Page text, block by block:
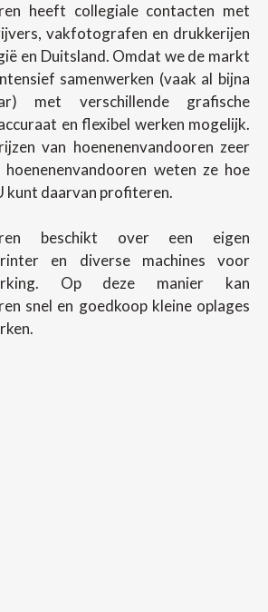
heeft collegiale contacten met
vakfotografen en drukkerijen
en Duitsland. Omdat we de markt
samenwerken (vaak al bijna
met verschillende grafische
en flexibel werken mogelijk.
van hoenenenvandooren zeer
weten ze hoe
kunt daarvan profiteren.
beschikt over een eigen
en diverse machines voor
Op deze manier kan
snel en goedkoop kleine oplages